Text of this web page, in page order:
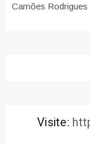
Camões
Visite: